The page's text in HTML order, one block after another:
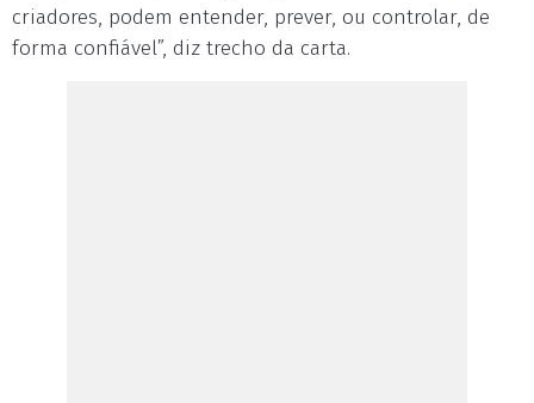
criadores, podem entender, prever, ou controlar, de
forma confiável”, diz trecho da carta.